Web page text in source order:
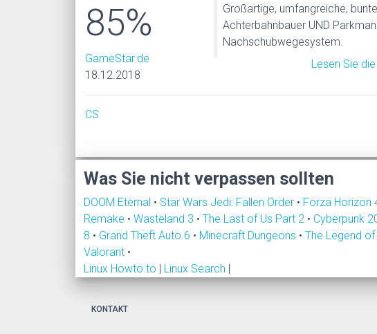
85%
GameStar.de
18.12.2018
Großartige, umfangreiche,
Achterbahnbauer UND
Nachschubwegesystem.
Lesen Sie
CS
Was Sie nicht verpassen sollten
DOOM Eternal • Star Wars Jedi: Fallen Order • Forza Horizon
Remake • Wasteland 3 • The Last of Us Part 2 • Cyberpunk
8 • Grand Theft Auto 6 • Minecraft Dungeons • The Legend
Valorant •
Linux Howto to | Linux Search |
KONTAKT